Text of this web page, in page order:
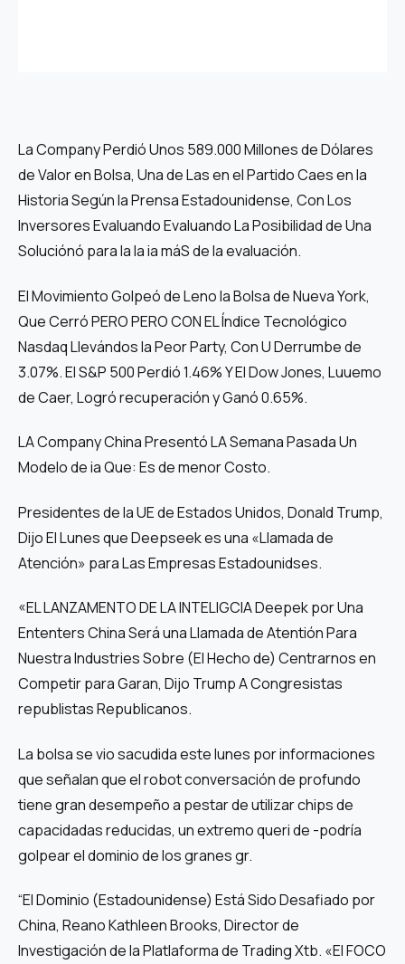
La Company Perdió Unos 589.000 Millones de Dólares
de Valor en Bolsa, Una de Las en el Partido Caes en la
Historia Según la Prensa Estadounidense, Con Los
Inversores Evaluando Evaluando La Posibilidad de Una
Soluciónó para la la ia máS de la evaluación.
El Movimiento Golpeó de Leno la Bolsa de Nueva York,
Que Cerró PERO PERO CON EL Índice Tecnológico
Nasdaq Llevándos la Peor Party, Con U Derrumbe de
3.07%. El S&P 500 Perdió 1.46% Y El Dow Jones, Luuemo
de Caer, Logró recuperación y Ganó 0.65%.
LA Company China Presentó LA Semana Pasada Un
Modelo de ia Que: Es de menor Costo.
Presidentes de la UE de Estados Unidos, Donald Trump,
Dijo El Lunes que Deepseek es una «Llamada de
Atención» para Las Empresas Estadounidses.
«EL LANZAMENTO DE LA INTELIGCIA Deepek por Una
Ententers China Será una Llamada de Atentión Para
Nuestra Industries Sobre (El Hecho de) Centrarnos en
Competir para Garan, Dijo Trump A Congresistas
republistas Republicanos.
La bolsa se vio sacudida este lunes por informaciones
que señalan que el robot conversación de profundo
tiene gran desempeño a pestar de utilizar chips de
capacidadas reducidas, un extremo queri de -podría
golpear el dominio de los granes gr.
“El Dominio (Estadounidense) Está Sido Desafiado por
China, Reano Kathleen Brooks, Director de
Investigación de la Platlaforma de Trading Xtb. «El FOCO